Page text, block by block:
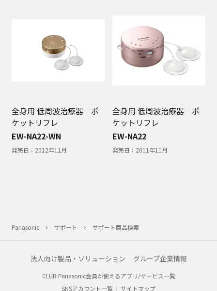
全身用 低周波治療器 ポ
ケットリフレ
EW-NA22-WN
発売日： 2012年11月
全身用 低周波治療器 ポ
ケットリフレ
EW-NA22
発売日： 2011年11月
Panasonic サポート サポート商品検索
法人向け製品・ソリューション グループ企業情報
CLUB Panasonic会員が使えるアプリ/サービス一覧
SNSアカウント一覧
サイトマップ